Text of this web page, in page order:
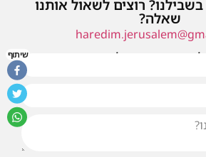
רוצים לשאול אותנו
שאלה?
פנייה ונחזור אליכם בהקדם שיתוף